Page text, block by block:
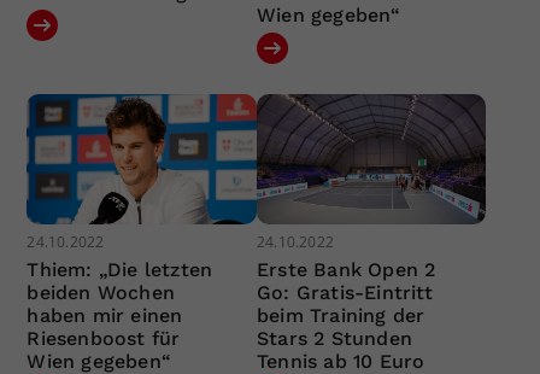
Wien gegeben“
24.10.2022
Thiem: „Die letzten
beiden Wochen
haben mir einen
Riesenboost für
Wien gegeben“
24.10.2022
Erste Bank Open 2
Go: Gratis-Eintritt
beim Training der
Stars 2 Stunden
Tennis ab 10 Euro